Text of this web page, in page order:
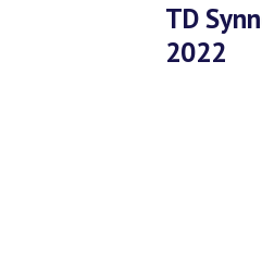
TD Synnex je evropským distributorem roku ChannelWatch
2022